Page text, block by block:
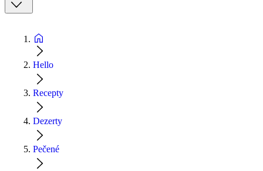
Hello
Recepty
Dezerty
Pečené